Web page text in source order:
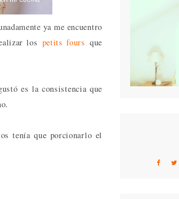
ya me encuentro
los petits fours que
es la consistencia que
tenía que porcionarlo el